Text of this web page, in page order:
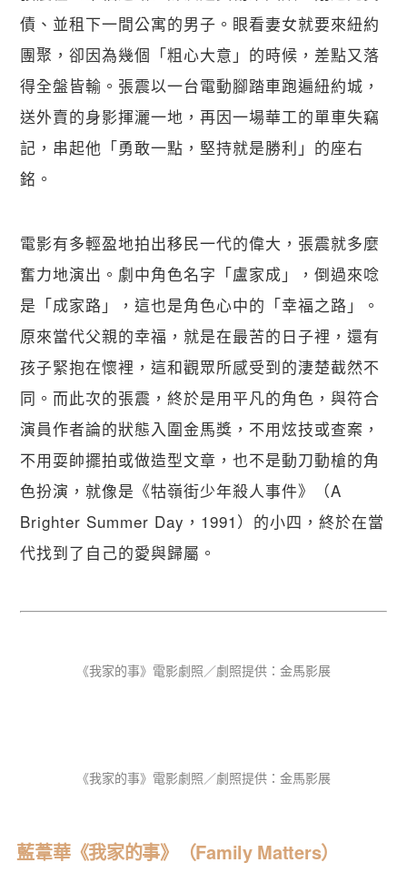
債、並租下一間公寓的男子。眼看妻女就要來紐約
團聚，卻因為幾個「粗心大意」的時候，差點又落
得全盤皆輸。張震以一台電動腳踏車跑遍紐約城，
送外賣的身影揮灑一地，再因一場華工的單車失竊
記，串起他「勇敢一點，堅持就是勝利」的座右
銘。
電影有多輕盈地拍出移民一代的偉大，張震就多麼
奮力地演出。劇中角色名字「盧家成」，倒過來唸
是「成家路」，這也是角色心中的「幸福之路」。
原來當代父親的幸福，就是在最苦的日子裡，還有
孩子緊抱在懷裡，這和觀眾所感受到的淒楚截然不
同。而此次的張震，終於是用平凡的角色，與符合
演員作者論的狀態入圍金馬獎，不用炫技或查案，
不用耍帥擺拍或做造型文章，也不是動刀動槍的角
色扮演，就像是《牯嶺街少年殺人事件》（A
Brighter Summer Day，1991）的小四，終於在當
代找到了自己的愛與歸屬。
《我家的事》電影劇照／劇照提供：金馬影展
《我家的事》電影劇照／劇照提供：金馬影展
藍葦華《我家的事》（Family Matters）
關閉